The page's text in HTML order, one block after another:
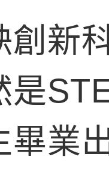
創新
是
畢業